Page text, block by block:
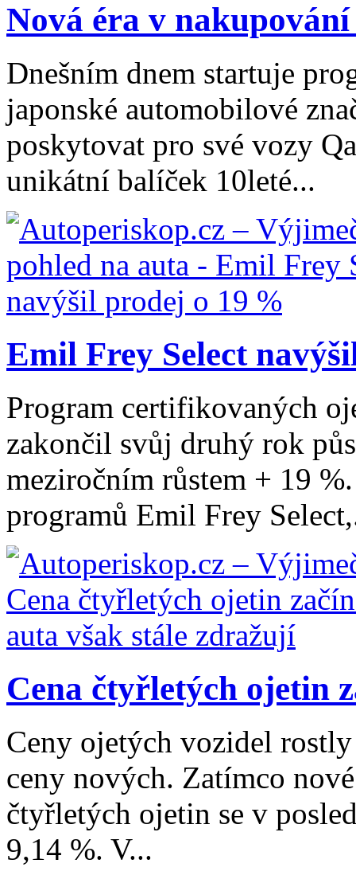
Nová éra v
Dnešním dnem startuje
japonské automobilové
poskytovat pro své vozy
unikátní balíček 10leté...
Emil Frey Select
Program certifikovaných
zakončil svůj druhý rok
meziročním růstem + 19
programů Emil Frey
Cena čtyřletých ojetin
Ceny ojetých vozidel
ceny nových. Zatímco
čtyřletých ojetin se v
9,14 %. V...